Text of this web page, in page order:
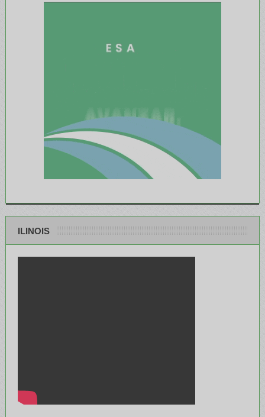
ILINOIS